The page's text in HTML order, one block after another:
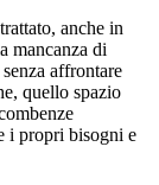
anche in
mancanza di
affrontare
quello spazio
i propri bisogni e